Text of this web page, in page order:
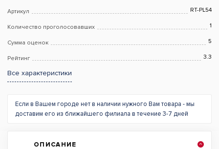
Артикул RT-PL54
Количество проголосовавших 1
Сумма оценок 5
Рейтинг 3.3
Все характеристики
Если в Вашем городе нет в наличии нужного Вам товара - мы
доставим его из ближайшего филиала в течение 3-7 дней
ОПИСАНИЕ